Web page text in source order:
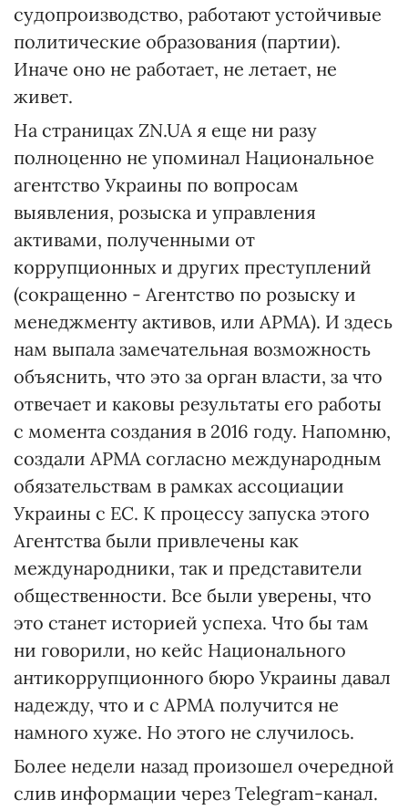
судопроизводство, работают устойчивые
политические образования (партии).
Иначе оно не работает, не летает, не
живет.
На страницах ZN.UA я еще ни разу
полноценно не упоминал Национальное
агентство Украины по вопросам
выявления, розыска и управления
активами, полученными от
коррупционных и других преступлений
(сокращенно - Агентство по розыску и
менеджменту активов, или АРМА). И здесь
нам выпала замечательная возможность
объяснить, что это за орган власти, за что
отвечает и каковы результаты его работы
с момента создания в 2016 году. Напомню,
создали АРМА согласно международным
обязательствам в рамках ассоциации
Украины с ЕС. К процессу запуска этого
Агентства были привлечены как
международники, так и представители
общественности. Все были уверены, что
это станет историей успеха. Что бы там
ни говорили, но кейс Национального
антикоррупционного бюро Украины давал
надежду, что и с АРМА получится не
намного хуже. Но этого не случилось.
Более недели назад произошел очередной
слив информации через Telegram-канал.